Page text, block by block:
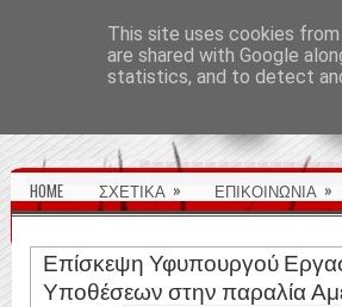
HOME ΣΧΕΤΙΚΑ » ΕΠΙΚΟΙΝΩΝΙΑ »
Επίσκεψη Υφυπουργού
Υποθέσεων στην παραλία
This site uses cookies
are shared with Google
statistics, and to detect